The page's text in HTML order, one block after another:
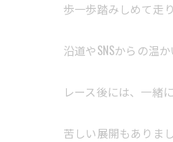
歩一歩踏みしめて走
沿道やSNSからの温
レース後には、一緒
苦しい展開もありま